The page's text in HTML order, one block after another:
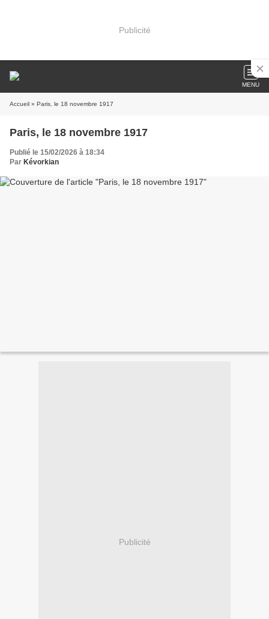
Publicité
MENU
Accueil » Paris, le 18 novembre 1917
Paris, le 18 novembre 1917
Publié le 15/02/2026 à 18:34
Par Kévorkian
Publicité